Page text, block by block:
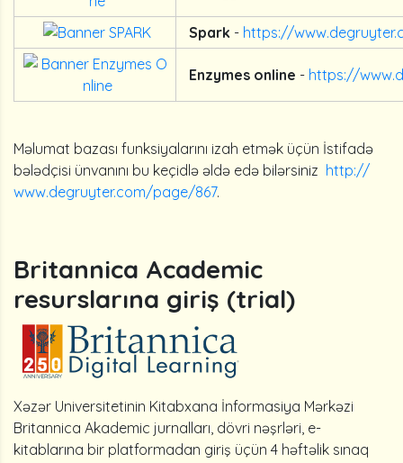
Spark - https://
Enzymes online - https://
Məlumat bazası funksiyalarını izah etmək üçün İstifadə
bələdçisi ünvanını bu keçidlə əldə edə bilərsiniz http://
www.degruyter.com/page/867.
Britannica Academic
resurslarına giriş (trial)
Xəzər Universitetinin Kitabxana İnformasiya Mərkəzi
Britannica Akademic jurnalları, dövri nəşrləri, e-
kitablarına bir platformadan giriş üçün 4 həftəlik sınaq